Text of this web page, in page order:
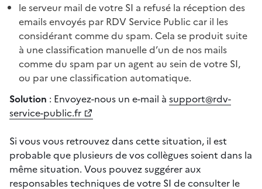
le serveur mail de votre SI a refusé la réception des
emails envoyés par RDV Service Public car il les
considérant comme du spam. Cela se produit suite
à une classification manuelle d’un de nos mails
comme du spam par un agent au sein de votre SI,
ou par une classification automatique.
Solution : Envoyez-nous un e-mail à support@rdv-
service-public.fr
Si vous vous retrouvez dans cette situation, il est
probable que plusieurs de vos collègues soient dans la
même situation. Vous pouvez suggérer aux
responsables techniques de votre SI de consulter le